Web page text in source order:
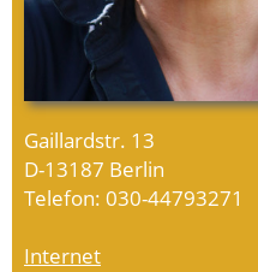
Gaillardstr. 13
D-13187 Berlin
Telefon: 030-44793271
Internet